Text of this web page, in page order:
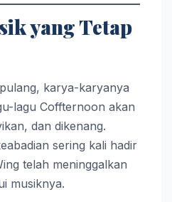
yang Tetap
karya-karyanya
lagu Coffternoon akan
dan dikenang.
sering kali hadir
telah meninggalkan
musiknya.